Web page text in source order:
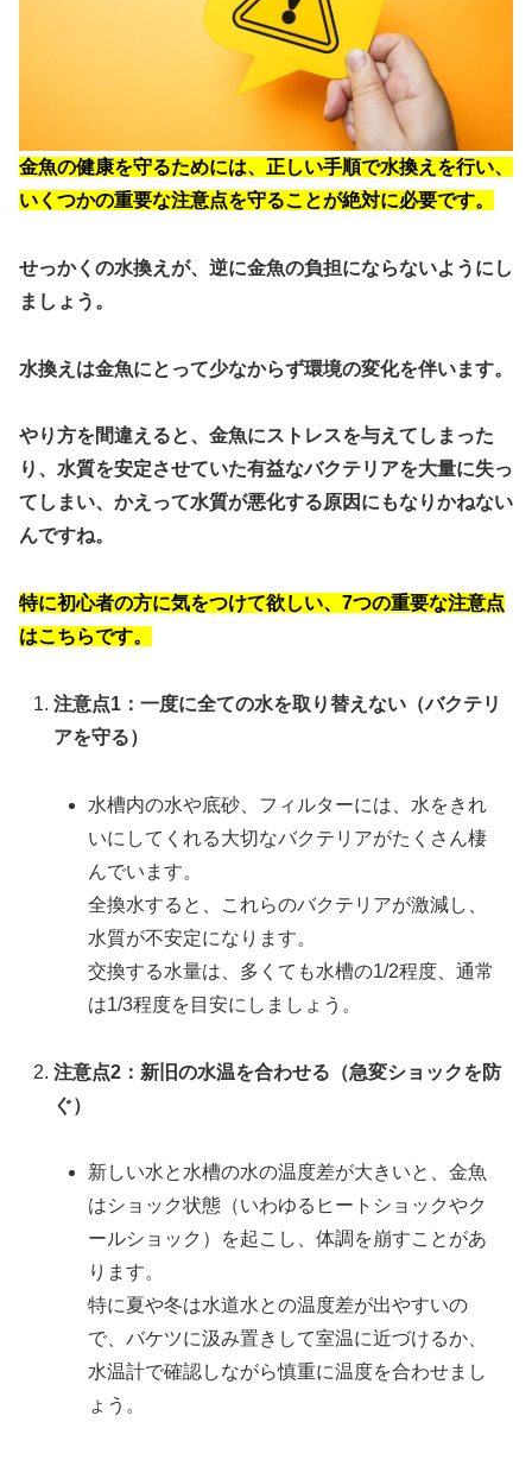
金魚の健康を守るためには、 正しい手順で水換えを行い、
いくつかの重要な注意点を守ることが絶対に必要です。
せっかくの水換えが、逆に金魚の負担にならないようにし
ましょう。
水換えは金魚にとって少なからず環境の変化を伴います。
やり方を間違えると、金魚にストレスを与えてしまった
り、水質を安定させていた有益なバクテリアを大量に失っ
てしまい、かえって水質が悪化する原因にもなりかねない
んですね。
特に初心者の方に気をつけて欲しい、7つの重要な注意点
はこちらです。
注意点1：一度に全ての水を取り替えない（バクテリ
アを守る）
水槽内の水や底砂、フィルターには、水をきれ
いにしてくれる大切なバクテリアがたくさん棲
んでいます。
全換水すると、これらのバクテリアが激減し、
水質が不安定になります。
交換する水量は、多くても水槽の1/2程度、通常
は1/3程度を目安にしましょう。
注意点2：新旧の水温を合わせる（急変ショックを防
ぐ）
新しい水と水槽の水の温度差が大きいと、金魚
はショック状態（いわゆるヒートショックやク
ールショック）を起こし、体調を崩すことがあ
ります。
特に夏や冬は水道水との温度差が出やすいの
で、バケツに汲み置きして室温に近づけるか、
水温計で確認しながら慎重に温度を合わせまし
ょう。